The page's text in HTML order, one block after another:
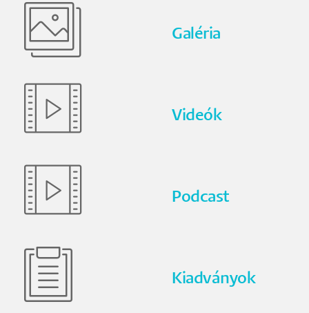
Galéria
Videók
Podcast
Kiadványok